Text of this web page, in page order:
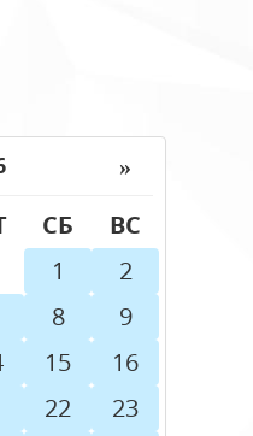
»
СБ
ВС
1
2
8
9
15
16
22
23